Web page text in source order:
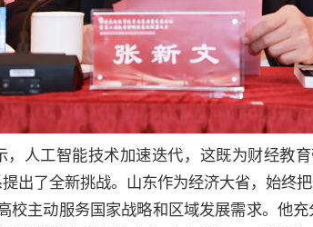
，人工智能技术加速迭代，这既为财经教
出了全新挑战。山东作为经济大省，始终
校主动服务国家战略和区域发展需求。他